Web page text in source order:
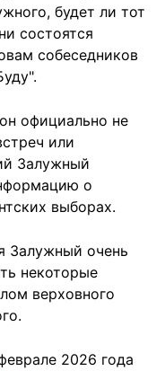
будет ли тот
состоятся
собеседников
официально не
или
Залужный
о
выборах.
Залужный очень
некоторые
верховного
2026 года